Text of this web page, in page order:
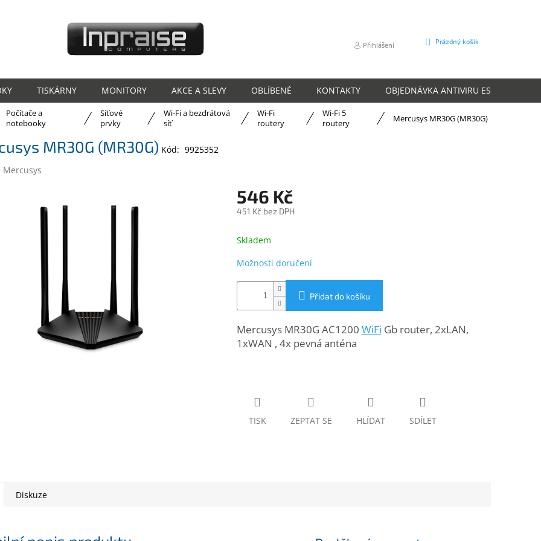
Přihlášení
NÁKUPNÍ
Prázdný košík
TISKÁRNY MONITORY AKCE A SLEVY OBLÍBENÉ KONTAKTY OBJEDNÁVKA ANTIVIRU ESET
Počítače a
notebooky
Síťové
prvky
Wi-Fi a bezdrátová
síť
Wi-Fi
routery
Wi-Fi 5
routery
Mercusys MR30G (MR30G)
MR30G (MR30G) Kód: 9925352
Mercusys
546 Kč
451 Kč bez DPH
cena:
Skladem
Možnosti doručení
Přidat do košíku
Mercusys MR30G AC1200 WiFi Gb router, 2xLAN,
1xWAN , 4x pevná anténa
TISK ZEPTAT SE HLÍDAT SDÍLET
Diskuze